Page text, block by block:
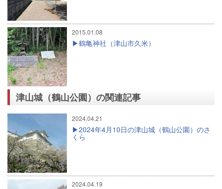
2015.01.08
鶴亀神社（津山市久米）
津山城（鶴山公園）の関連記事
2024.04.21
2024年4月10日の津山城（鶴山公園）のさ
くら
2024.04.19